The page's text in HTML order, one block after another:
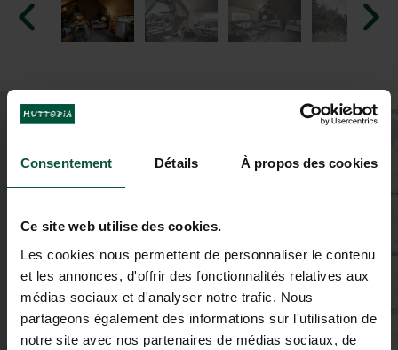
Consentement Détails À propos des cookies
Ce site web utilise des cookies.
Les cookies nous permettent de personnaliser le contenu
et les annonces, d'offrir des fonctionnalités relatives aux
médias sociaux et d'analyser notre trafic. Nous
partageons également des informations sur l'utilisation de
notre site avec nos partenaires de médias sociaux, de
+